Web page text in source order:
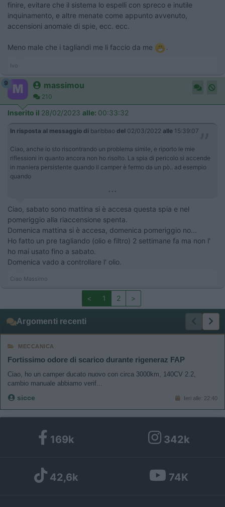
finire, evitare che il sistema lo espelli con spreco e inutile
inquinamento, e altre menate come appunto avvenuto,
accensioni anomale di spie, ecc. ecc.
Meno male che i tagliandi me li faccio da me .
Ivo
9 massimou
210
Inserito il 28/02/2023 alle: 00:33:32
In risposta al messaggio di baribbao del 02/03/2022 alle 15:39:07
Ciao, anche io sto riscontrando un problema simile, e riporto le mie
riflessioni in quanto ancora non ho risolto. La spia di pericolo si accende
in maniera persistente quando il camper è fermo da un pò.. ad esempio
quando
...
Ciao, sabato sono mattina si è accesa questa spia e nel
pomeriggio alla riaccensione spenta.
Domenica mattina si è accesa, domenica pomeriggio no...
Ho fatto un pre tagliando (olio e filtro) 2 settimane fa ma non l'
ho mai usato fino a sabato.
Domenica vado a controllare l' olio.
Ciao Massimo
< 1 2 >
Argomenti recenti
MECCANICA
Fortissimo odore di scarico durante rigeneraz FAP
Ciao, ho un camper ducato nuovo con circa 3000km, 140CV 2.2,
cambio manuale abbiamo verif...
sicce Ieri alle: 22:40
169k 342k
42,6k 74K